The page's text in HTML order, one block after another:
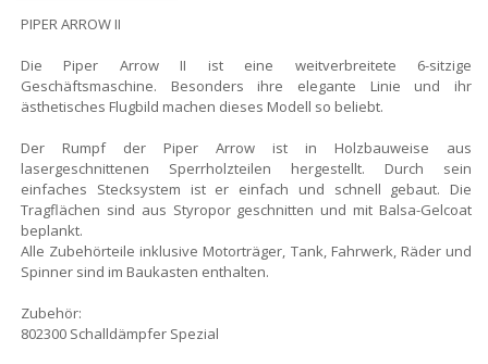
PIPER ARROW II
Die Piper Arrow II ist eine weitverbreitete 6-sitzige
Geschäftsmaschine. Besonders ihre elegante Linie und ihr
ästhetisches Flugbild machen dieses Modell so beliebt.
Der Rumpf der Piper Arrow ist in Holzbauweise aus
lasergeschnittenen Sperrholzteilen hergestellt. Durch sein
einfaches Stecksystem ist er einfach und schnell gebaut. Die
Tragflächen sind aus Styropor geschnitten und mit Balsa-Gelcoat
beplankt.
Alle Zubehörteile inklusive Motorträger, Tank, Fahrwerk, Räder und
Spinner sind im Baukasten enthalten.
Zubehör:
802300 Schalldämpfer Spezial